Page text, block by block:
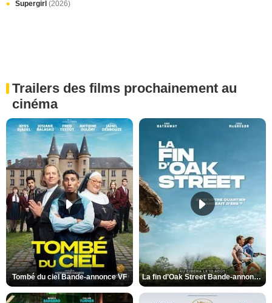
Supergirl (2026)
Trailers des films prochainement au
cinéma
Tombé du ciel Bande-annonce VF La fin d’Oak Street Bande-annonce VO STFR